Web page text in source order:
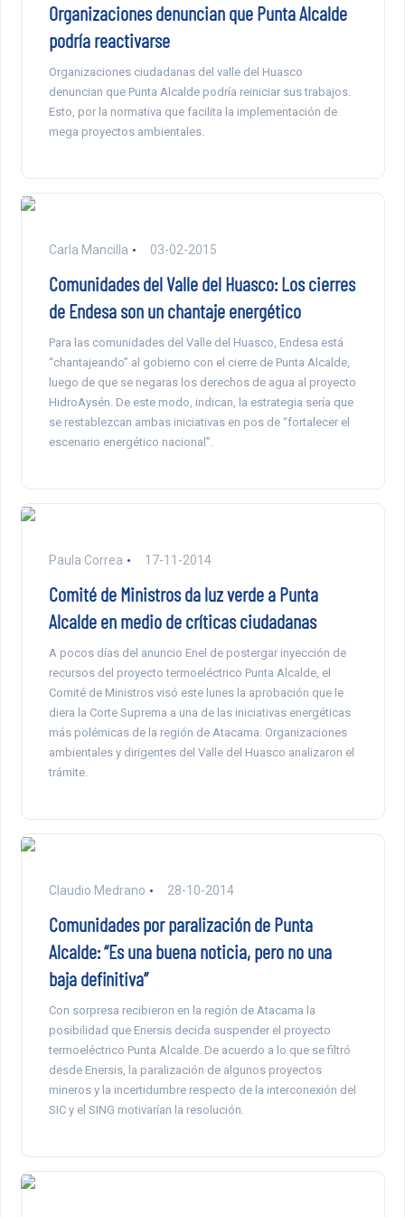
Organizaciones denuncian que Punta Alcalde
podría reactivarse
Organizaciones ciudadanas del valle del Huasco
denuncian que Punta Alcalde podría reiniciar sus trabajos.
Esto, por la normativa que facilita la implementación de
mega proyectos ambientales.
Carla Mancilla 03-02-2015
Comunidades del Valle del Huasco: Los cierres
de Endesa son un chantaje energético
Para las comunidades del Valle del Huasco, Endesa está
“chantajeando” al gobierno con el cierre de Punta Alcalde,
luego de que se negaras los derechos de agua al proyecto
HidroAysén. De este modo, indican, la estrategia sería que
se restablezcan ambas iniciativas en pos de “fortalecer el
escenario energético nacional”.
Paula Correa 17-11-2014
Comité de Ministros da luz verde a Punta
Alcalde en medio de críticas ciudadanas
A pocos días del anuncio Enel de postergar inyección de
recursos del proyecto termoeléctrico Punta Alcalde, el
Comité de Ministros visó este lunes la aprobación que le
diera la Corte Suprema a una de las iniciativas energéticas
más polémicas de la región de Atacama. Organizaciones
ambientales y dirigentes del Valle del Huasco analizaron el
trámite.
Claudio Medrano 28-10-2014
Comunidades por paralización de Punta
Alcalde: “Es una buena noticia, pero no una
baja definitiva”
Con sorpresa recibieron en la región de Atacama la
posibilidad que Enersis decida suspender el proyecto
termoeléctrico Punta Alcalde. De acuerdo a lo que se filtró
desde Enersis, la paralización de algunos proyectos
mineros y la incertidumbre respecto de la interconexión del
SIC y el SING motivarían la resolución.